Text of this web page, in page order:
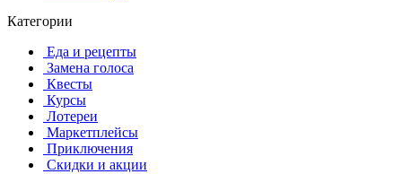
Категории
️ ️Еда и рецепты
️ Замена голоса
️ Квесты
‍ Курсы
️ Лотереи
️ Маркетплейсы
️ Приключения
️ Скидки и акции